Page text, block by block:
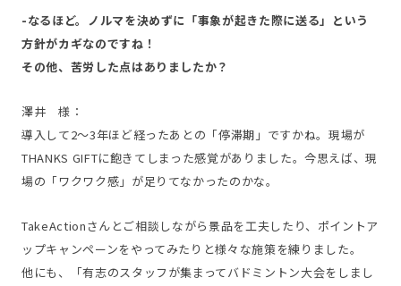
-なるほど。ノルマを決めずに「事象が起きた際に送る」という
方針がカギなのですね！
その他、苦労した点はありましたか？
澤井 様：
導入して2～3年ほど経ったあとの「停滞期」ですかね。現場が
THANKS GIFTに飽きてしまった感覚がありました。今思えば、現
場の「ワクワク感」が足りてなかったのかな。
TakeActionさんとご相談しながら景品を工夫したり、ポイントア
ップキャンペーンをやってみたりと様々な施策を練りました。
他にも、「有志のスタッフが集まってバドミントン大会をしまし